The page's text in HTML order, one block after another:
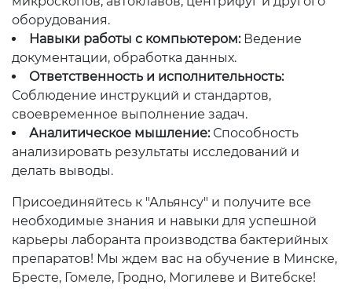
оборудования.
Навыки работы с компьютером:Ведение
документации, обработка данных.
Ответственность и исполнительность:
Соблюдение инструкций и стандартов,
своевременное выполнение задач.
Аналитическое мышление:Способность
анализировать результаты исследований и
делать выводы.
Присоединяйтесь к "Альянсу" и получите все
необходимые знания и навыки для успешной
карьеры лаборанта производства бактерийных
препаратов! Мы ждем вас на обучение в Минске,
Бресте, Гомеле, Гродно, Могилеве и Витебске!